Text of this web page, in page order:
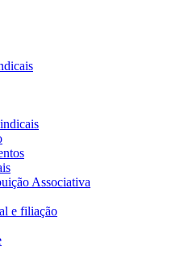
Associativa
e filiação